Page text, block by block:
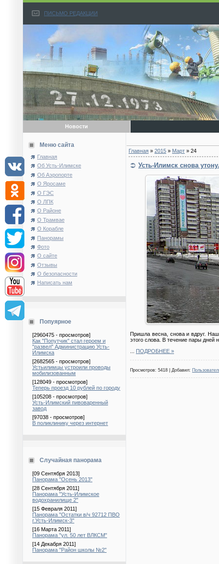
ПИСЬМО РЕДАКЦИИ
Новости
Меню сайта
Главная
Об Усть-Илимске
Об Аэропорте
О Яросаме
О ГЭС
О ЛПК
О Районе
О Трамвае
О Корабле
Панорамы
Фото
О сайте
Отзывы
О безопасности
Написать нам
Попуярное
[2960475 - просмотров]
Как "Попутчик" стал героем и
"развел" Администрацию Усть-
Илимска
[2682565 - просмотров]
Устьилимцы устроили проводы
мобилизованным
[128049 - просмотров]
Теперь проезд 10 рублей по городу
[105208 - просмотров]
Усть-Илимский пивоваренный
завод
[97038 - просмотров]
В поликлинику через интернет
Случайная панорама
[09 Сентября 2013]
Панорама "Осень 2013"
[28 Сентября 2011]
Панорама "Усть-Илимское
водохранилище 2"
[15 Февраля 2011]
Панорама "Остатки в/ч 92712 ПВО
г.Усть-Илимск-3"
[16 Марта 2011]
Панорама "ул. 50 лет ВЛКСМ"
[14 Декабря 2011]
Панорама "Район школы №2"
Главная » 2015 » Март » 24
Усть-Илимск снова
Пришла весна, снова и вдруг.
этого слова. В течение пары дней
ПОДРОБНЕЕ »
Просмотров: 5418 | Добавил: